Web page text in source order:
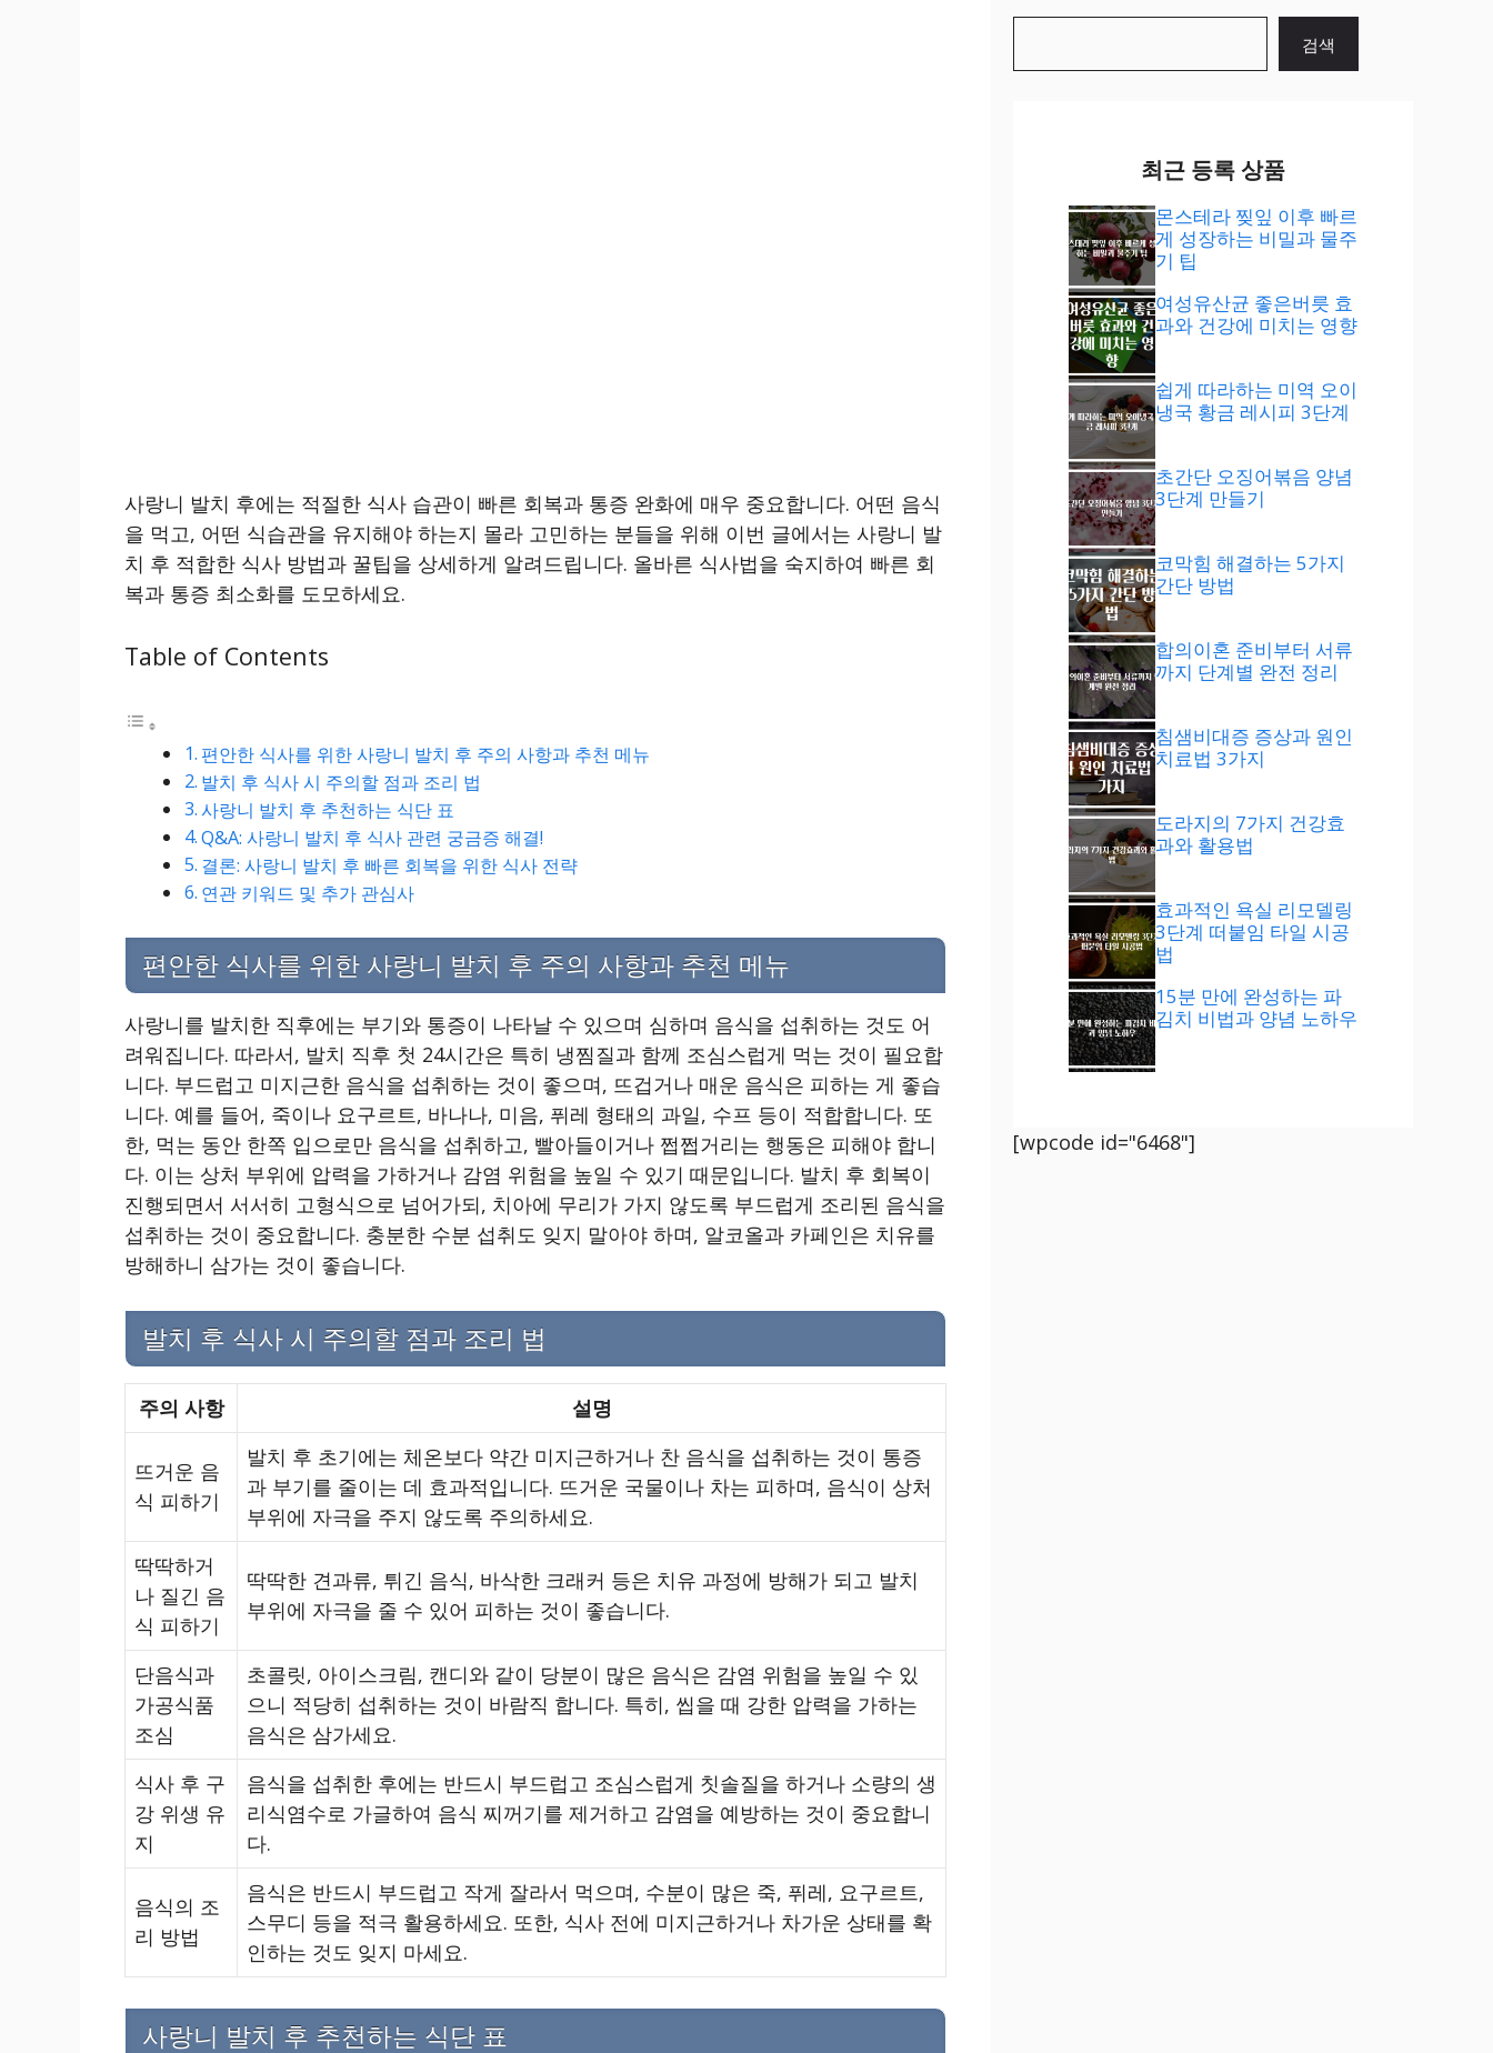
사랑니 발치 후에는 적절한 식사 습관이 빠른 회복과 통증 완화에 매우 중요합니다. 어떤 음식
을 먹고, 어떤 식습관을 유지해야 하는지 몰라 고민하는 분들을 위해 이번 글에서는 사랑니 발
치 후 적합한 식사 방법과 꿀팁을 상세하게 알려드립니다. 올바른 식사법을 숙지하여 빠른 회
복과 통증 최소화를 도모하세요.
Table of Contents
편안한 식사를 위한 사랑니 발치 후 주의 사항과 추천 메뉴
발치 후 식사 시 주의할 점과 조리 법
사랑니 발치 후 추천하는 식단 표
Q&A: 사랑니 발치 후 식사 관련 궁금증 해결!
결론: 사랑니 발치 후 빠른 회복을 위한 식사 전략
연관 키워드 및 추가 관심사
편안한 식사를 위한 사랑니 발치 후 주의 사항과 추천 메뉴
사랑니를 발치한 직후에는 부기와 통증이 나타날 수 있으며 심하며 음식을 섭취하는 것도 어
려워집니다. 따라서, 발치 직후 첫 24시간은 특히 냉찜질과 함께 조심스럽게 먹는 것이 필요합
니다. 부드럽고 미지근한 음식을 섭취하는 것이 좋으며, 뜨겁거나 매운 음식은 피하는 게 좋습
니다. 예를 들어, 죽이나 요구르트, 바나나, 미음, 퓌레 형태의 과일, 수프 등이 적합합니다. 또
한, 먹는 동안 한쪽 입으로만 음식을 섭취하고, 빨아들이거나 쩝쩝거리는 행동은 피해야 합니
다. 이는 상처 부위에 압력을 가하거나 감염 위험을 높일 수 있기 때문입니다. 발치 후 회복이
진행되면서 서서히 고형식으로 넘어가되, 치아에 무리가 가지 않도록 부드럽게 조리된 음식을
섭취하는 것이 중요합니다. 충분한 수분 섭취도 잊지 말아야 하며, 알코올과 카페인은 치유를
방해하니 삼가는 것이 좋습니다.
발치 후 식사 시 주의할 점과 조리 법
주의 사항 설명
뜨거운 음
식 피하기
발치 후 초기에는 체온보다 약간 미지근하거나 찬 음식을 섭취하는 것이 통증
과 부기를 줄이는 데 효과적입니다. 뜨거운 국물이나 차는 피하며, 음식이 상처
부위에 자극을 주지 않도록 주의하세요.
딱딱하거
나 질긴 음
식 피하기
딱딱한 견과류, 튀긴 음식, 바삭한 크래커 등은 치유 과정에 방해가 되고 발치
부위에 자극을 줄 수 있어 피하는 것이 좋습니다.
단음식과
가공식품
조심
초콜릿, 아이스크림, 캔디와 같이 당분이 많은 음식은 감염 위험을 높일 수 있
으니 적당히 섭취하는 것이 바람직 합니다. 특히, 씹을 때 강한 압력을 가하는
음식은 삼가세요.
식사 후 구
강 위생 유
지
음식을 섭취한 후에는 반드시 부드럽고 조심스럽게 칫솔질을 하거나 소량의 생
리식염수로 가글하여 음식 찌꺼기를 제거하고 감염을 예방하는 것이 중요합니
다.
음식의 조
리 방법
음식은 반드시 부드럽고 작게 잘라서 먹으며, 수분이 많은 죽, 퓌레, 요구르트,
스무디 등을 적극 활용하세요. 또한, 식사 전에 미지근하거나 차가운 상태를 확
인하는 것도 잊지 마세요.
사랑니 발치 후 추천하는 식단 표
검색
최근 등록 상품
몬스테라 찢잎 이후 빠르
게 성장하는 비밀과 물주
기 팁
여성유산균 좋은버릇 효
과와 건강에 미치는 영향
쉽게 따라하는 미역 오이
냉국 황금 레시피 3단계
초간단 오징어볶음 양념
3단계 만들기
코막힘 해결하는 5가지
간단 방법
합의이혼 준비부터 서류
까지 단계별 완전 정리
침샘비대증 증상과 원인
치료법 3가지
도라지의 7가지 건강효
과와 활용법
효과적인 욕실 리모델링
3단계 떠붙임 타일 시공
법
15분 만에 완성하는 파
김치 비법과 양념 노하우
[wpcode id="6468"]